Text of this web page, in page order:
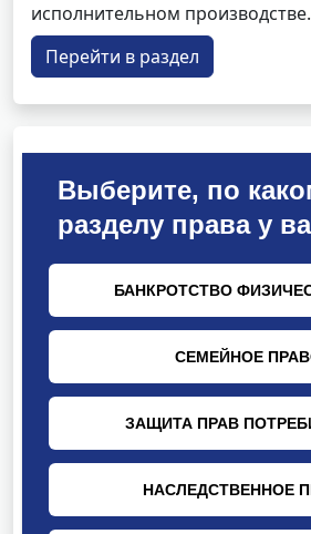
исполнительном производстве.
Перейти в раздел